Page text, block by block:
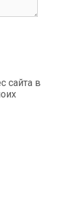
сайта в